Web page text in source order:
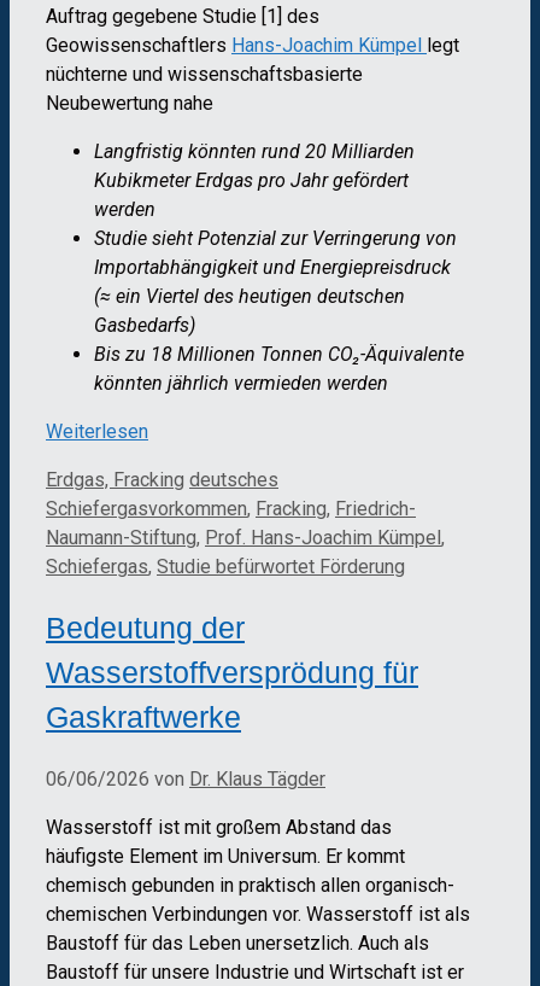
Auftrag gegebene Studie [1] des
Geowissenschaftlers Hans-Joachim Kümpel legt
nüchterne und wissenschaftsbasierte
Neubewertung nahe
Langfristig könnten rund 20 Milliarden
Kubikmeter Erdgas pro Jahr gefördert
werden
Studie sieht Potenzial zur Verringerung von
Importabhängigkeit und Energiepreisdruck
(≈ ein Viertel des heutigen deutschen
Gasbedarfs)
Bis zu 18 Millionen Tonnen CO₂-Äquivalente
könnten jährlich vermieden werden
Weiterlesen
Kategorien
Erdgas, Fracking Schlagwörter
deutsches
Schiefergasvorkommen, Fracking, Friedrich-
Naumann-Stiftung, Prof. Hans-Joachim Kümpel,
Schiefergas, Studie befürwortet Förderung
Bedeutung der
Wasserstoffversprödung für
Gaskraftwerke
06/06/2026 von Dr. Klaus Tägder
Wasserstoff ist mit großem Abstand das
häufigste Element im Universum. Er kommt
chemisch gebunden in praktisch allen organisch-
chemischen Verbindungen vor. Wasserstoff ist als
Baustoff für das Leben unersetzlich. Auch als
Baustoff für unsere Industrie und Wirtschaft ist er